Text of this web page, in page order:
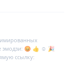
эмодзи: 😡 👍 ☺️ 🎉
ссылку: